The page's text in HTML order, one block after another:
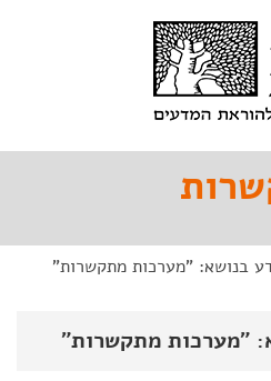
בנושא: "מערכות מתקשרות"
"מערכות מתקשרות"